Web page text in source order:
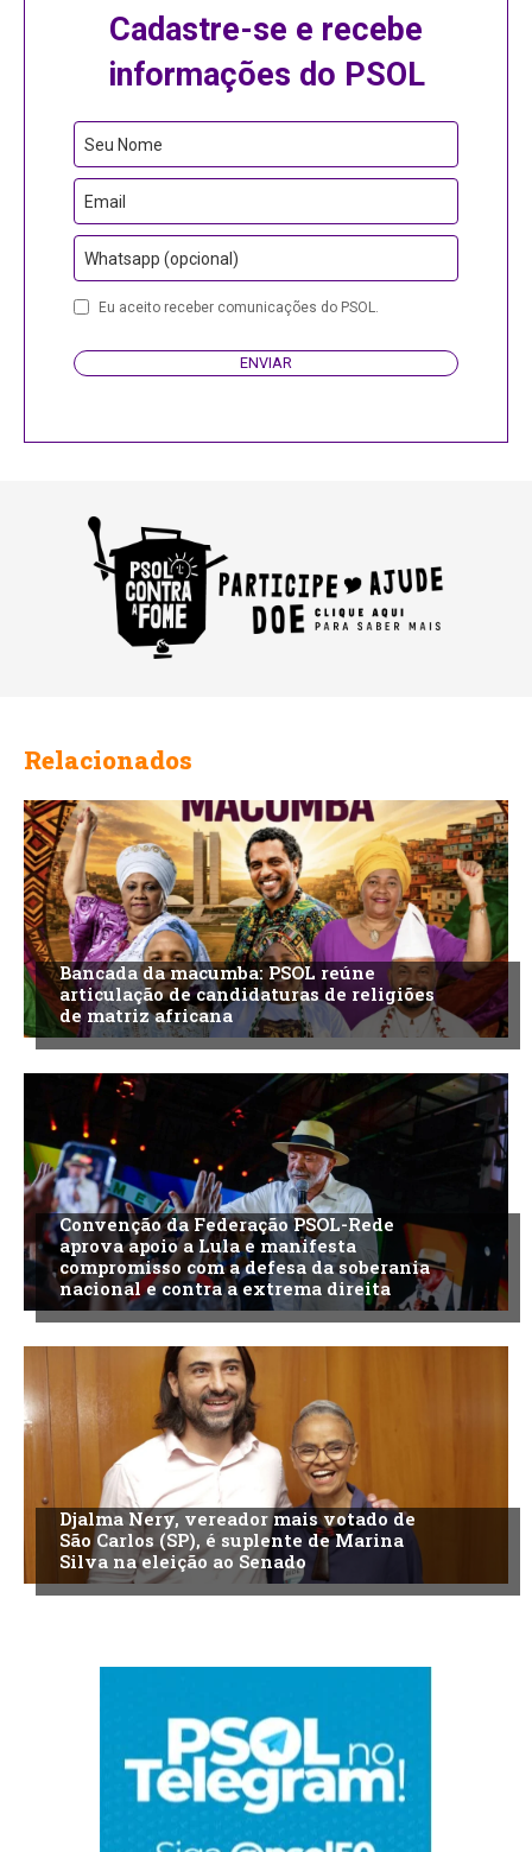
Cadastre-se e recebe
informações do PSOL
Seu Nome
Email
Whatsapp (opcional)
Contact
Eu aceito receber comunicações do PSOL.
ENVIAR
Relacionados
Bancada da macumba: PSOL reúne
articulação de candidaturas de religiões
de matriz africana
Convenção da Federação PSOL-Rede
aprova apoio a Lula e manifesta
compromisso com a defesa da soberania
nacional e contra a extrema direita
Djalma Nery, vereador mais votado de
São Carlos (SP), é suplente de Marina
Silva na eleição ao Senado